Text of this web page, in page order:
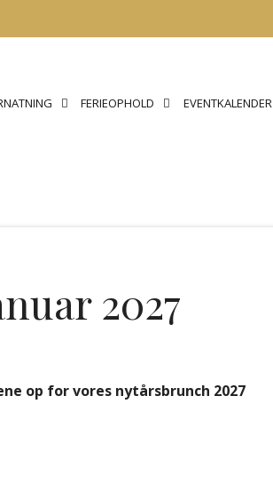
FERIEOPHOLD EVENTKALENDER
2027
op for vores nytårsbrunch 2027